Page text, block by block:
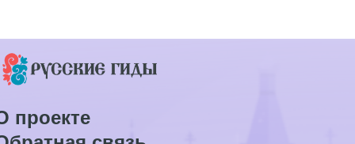
проекте